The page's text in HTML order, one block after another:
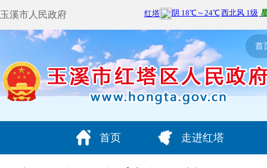
玉溪市人民政府
首
首页 走进红塔